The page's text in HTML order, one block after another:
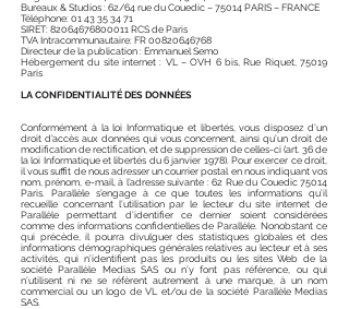
Bureaux & Studios : 62/64 rue du Couedic – 75014 PARIS – FRANCE
Téléphone: 01 43 35 34 71
SIRET: 82064676800011 RCS de Paris
TVA Intracommunautaire: FR 00820646768
Directeur de la publication : Emmanuel Semo
Hébergement du site internet : VL – OVH 6 bis, Rue Riquet, 75019
Paris
LA CONFIDENTIALITÉ DES DONNÉES
Conformément à la loi Informatique et libertés, vous disposez d’un
droit d’accès aux données qui vous concernent, ainsi qu’un droit de
modification de rectification, et de suppression de celles-ci (art. 36 de
la loi Informatique et libertés du 6 janvier 1978). Pour exercer ce droit,
il vous suffit de nous adresser un courrier postal en nous indiquant vos
nom, prénom, e-mail, à l’adresse suivante : 62 Rue du Couedic 75014
Paris. Parallèle s’engage à ce que toutes les informations qu’il
recueille concernant l’utilisation par le lecteur du site internet de
Parallèle permettant d’identifier ce dernier soient considérées
comme des informations confidentielles de Parallèle. Nonobstant ce
qui précède, il pourra divulguer des statistiques globales et des
informations démographiques générales relatives au lecteur et à ses
activités, qui n’identifient pas les produits ou les sites Web de la
société Parallèle Medias SAS ou n’y font pas référence, ou qui
n’utilisent ni ne se réfèrent autrement à une marque, à un nom
commercial ou un logo de VL et/ou de la société Parallèle Medias
SAS.